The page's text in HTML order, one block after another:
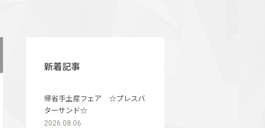
新着記事
帰省手土産フェア ☆プレスバ
ターサンド☆
2026.08.06